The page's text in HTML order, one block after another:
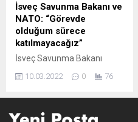
İsveç Savunma Bakanı ve
NATO: “Görevde
olduğum sürece
katılmayacağız”
İsveç Savunma Bakanı
bakanı olduğu sürece
Ülkesinin devlet televizyonu
10.03.2022 0 76